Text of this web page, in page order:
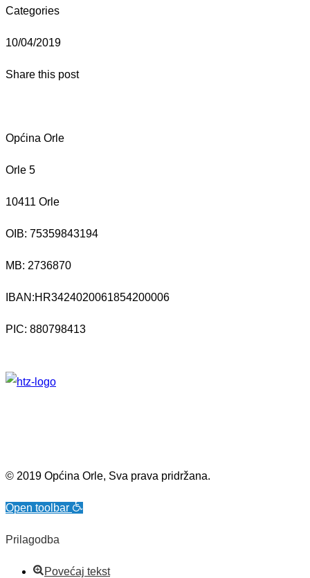
Categories
10/04/2019
Share this post
Općina Orle
Orle 5
10411 Orle
OIB: 75359843194
MB: 2736870
IBAN:HR3424020061854200006
PIC: 880798413
© 2019 Općina Orle, Sva prava pridržana.
Open toolbar
Prilagodba
Povećaj tekst